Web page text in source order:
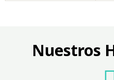
Nuestros